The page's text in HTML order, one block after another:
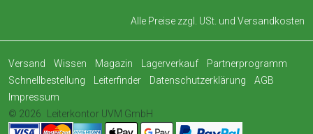
Alle Preise zzgl. USt. und Versandkosten
Versand Wissen Magazin Lagerverkauf
Partnerprogramm
Schnellbestellung
Leiterfinder Datenschutzerklärung
AGB
Impressum
© 2026
Leiterkontor UVM GmbH